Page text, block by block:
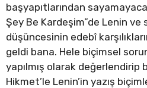
başyapıtlarından
Şey Be Kardeşim”de Lenin ve
düşüncesinin edebî
geldi bana. Hele biçimsel
yapılmış olarak değerlendirip
Hikmet’le Lenin’in yazış